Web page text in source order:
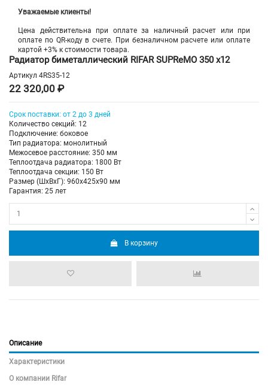
Уважаемые клиенты!
Цена действительна при оплате за наличный расчет или при
оплате по QR-коду в счете. При безналичном расчете или оплате
картой +3% к стоимости товара.
Радиатор биметаллический RIFAR SUPReMO 350 х12
Артикул 4RS35-12
22 320,00 ₽
Срок поставки: от 2 до 3 дней
Количество секций: 12
Подключение: боковое
Тип радиатора: монолитный
Межосевое расстояние: 350 мм
Теплоотдача радиатора: 1800 Вт
Теплоотдача секции: 150 Вт
Размер (ШхВхГ): 960х425х90 мм
Гарантия: 25 лет
В корзину
Описание
Характеристики
О компании Rifar